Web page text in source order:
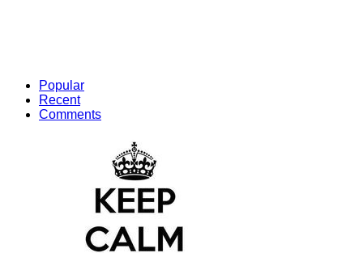
Popular
Recent
Comments